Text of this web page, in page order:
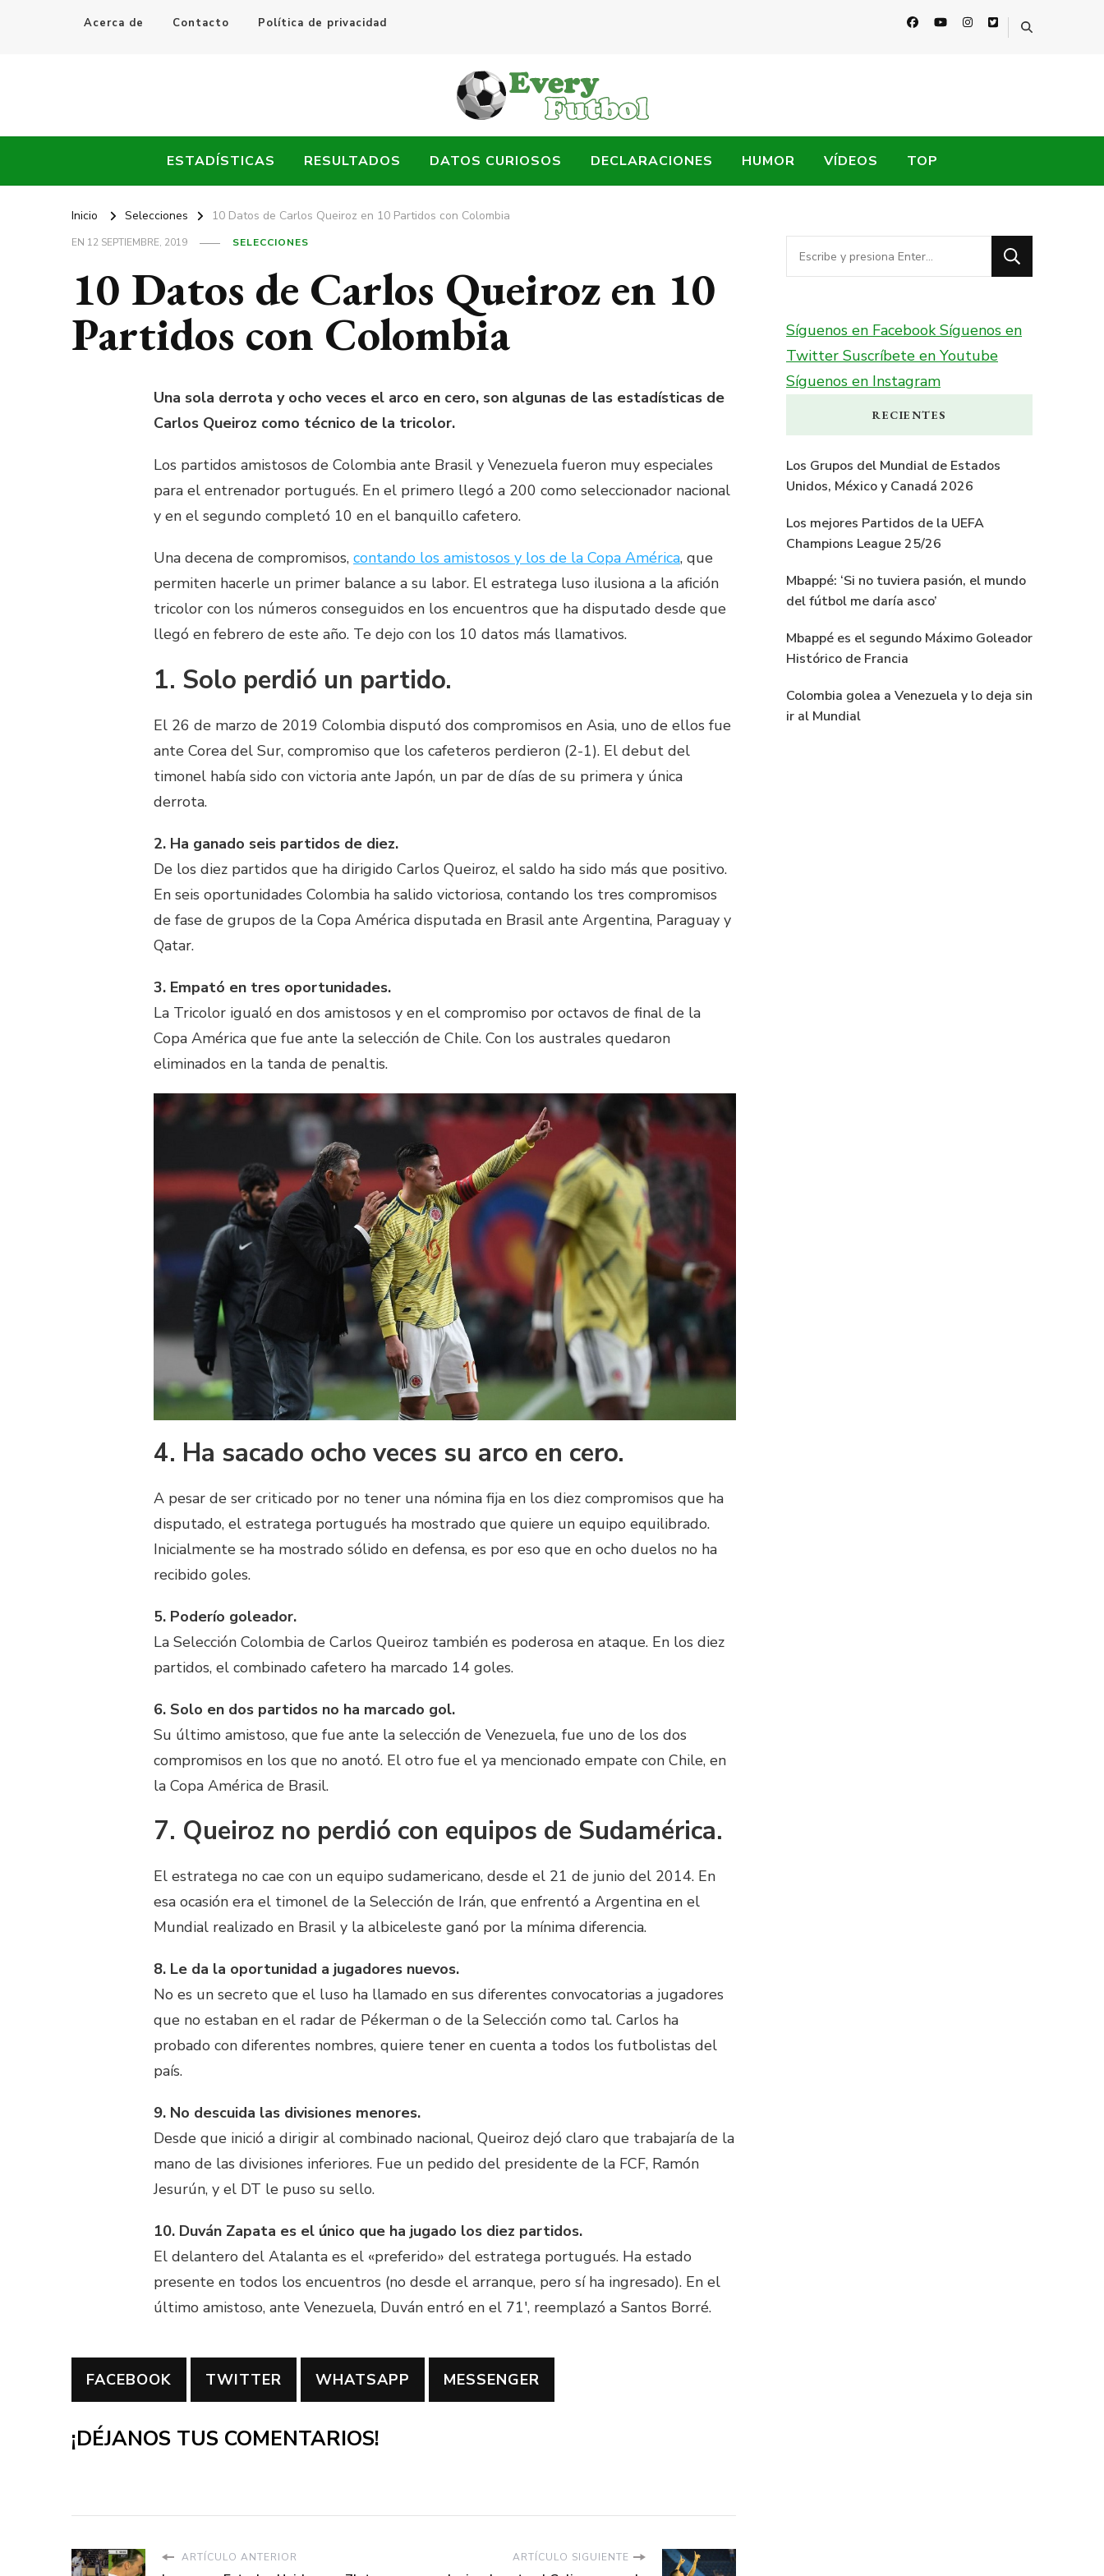
Acerca de Contacto Política de privacidad
Every Fútbol
ESTADÍSTICAS RESULTADOS DATOS CURIOSOS DECLARACIONES HUMOR VÍDEOS TOP
Inicio Selecciones 10 Datos de Carlos Queiroz en 10 Partidos con Colombia
EN 12 SEPTIEMBRE, 2019 SELECCIONES
10 Datos de Carlos Queiroz en 10
Partidos con Colombia
Una sola derrota y ocho veces el arco en cero, son algunas de las estadísticas de
Carlos Queiroz como técnico de la tricolor.
Los partidos amistosos de Colombia ante Brasil y Venezuela fueron muy especiales
para el entrenador portugués. En el primero llegó a 200 como seleccionador nacional
y en el segundo completó 10 en el banquillo cafetero.
Una decena de compromisos, contando los amistosos y los de la Copa América, que
permiten hacerle un primer balance a su labor. El estratega luso ilusiona a la afición
tricolor con los números conseguidos en los encuentros que ha disputado desde que
llegó en febrero de este año. Te dejo con los 10 datos más llamativos.
1. Solo perdió un partido.
El 26 de marzo de 2019 Colombia disputó dos compromisos en Asia, uno de ellos fue
ante Corea del Sur, compromiso que los cafeteros perdieron (2-1). El debut del
timonel había sido con victoria ante Japón, un par de días de su primera y única
derrota.
2. Ha ganado seis partidos de diez.
De los diez partidos que ha dirigido Carlos Queiroz, el saldo ha sido más que positivo.
En seis oportunidades Colombia ha salido victoriosa, contando los tres compromisos
de fase de grupos de la Copa América disputada en Brasil ante Argentina, Paraguay y
Qatar.
3. Empató en tres oportunidades.
La Tricolor igualó en dos amistosos y en el compromiso por octavos de final de la
Copa América que fue ante la selección de Chile. Con los australes quedaron
eliminados en la tanda de penaltis.
4. Ha sacado ocho veces su arco en cero.
A pesar de ser criticado por no tener una nómina fija en los diez compromisos que ha
disputado, el estratega portugués ha mostrado que quiere un equipo equilibrado.
Inicialmente se ha mostrado sólido en defensa, es por eso que en ocho duelos no ha
recibido goles.
5. Poderío goleador.
La Selección Colombia de Carlos Queiroz también es poderosa en ataque. En los diez
partidos, el combinado cafetero ha marcado 14 goles.
6. Solo en dos partidos no ha marcado gol.
Su último amistoso, que fue ante la selección de Venezuela, fue uno de los dos
compromisos en los que no anotó. El otro fue el ya mencionado empate con Chile, en
la Copa América de Brasil.
7. Queiroz no perdió con equipos de Sudamérica.
El estratega no cae con un equipo sudamericano, desde el 21 de junio del 2014. En
esa ocasión era el timonel de la Selección de Irán, que enfrentó a Argentina en el
Mundial realizado en Brasil y la albiceleste ganó por la mínima diferencia.
8. Le da la oportunidad a jugadores nuevos.
No es un secreto que el luso ha llamado en sus diferentes convocatorias a jugadores
que no estaban en el radar de Pékerman o de la Selección como tal. Carlos ha
probado con diferentes nombres, quiere tener en cuenta a todos los futbolistas del
país.
9. No descuida las divisiones menores.
Desde que inició a dirigir al combinado nacional, Queiroz dejó claro que trabajaría de la
mano de las divisiones inferiores. Fue un pedido del presidente de la FCF, Ramón
Jesurún, y el DT le puso su sello.
10. Duván Zapata es el único que ha jugado los diez partidos.
El delantero del Atalanta es el «preferido» del estratega portugués. Ha estado
presente en todos los encuentros (no desde el arranque, pero sí ha ingresado). En el
último amistoso, ante Venezuela, Duván entró en el 71′, reemplazó a Santos Borré.
FACEBOOK TWITTER WHATSAPP MESSENGER
¡DÉJANOS TUS COMENTARIOS!
ARTÍCULO ANTERIOR ARTÍCULO SIGUIENTE
¿Buscas
algo?
Síguenos en FacebookSíguenos en
Twitter Suscríbete en Youtube
Síguenos en Instagram
RECIENTES
Los Grupos del Mundial de Estados
Unidos, México y Canadá 2026
Los mejores Partidos de la UEFA
Champions League 25/26
Mbappé: ‘Si no tuviera pasión, el mundo
del fútbol me daría asco’
Mbappé es el segundo Máximo Goleador
Histórico de Francia
Colombia golea a Venezuela y lo deja sin
ir al Mundial